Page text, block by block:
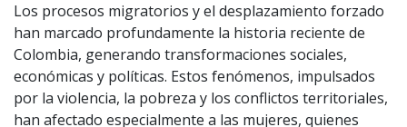
Los procesos migratorios y el desplazamiento forzado
han marcado profundamente la historia reciente de
Colombia, generando transformaciones sociales,
económicas y políticas. Estos fenómenos, impulsados
por la violencia, la pobreza y los conflictos territoriales,
han afectado especialmente a las mujeres, quienes